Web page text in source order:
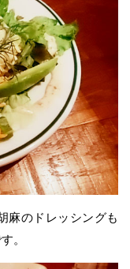
麻のドレッシングも
。